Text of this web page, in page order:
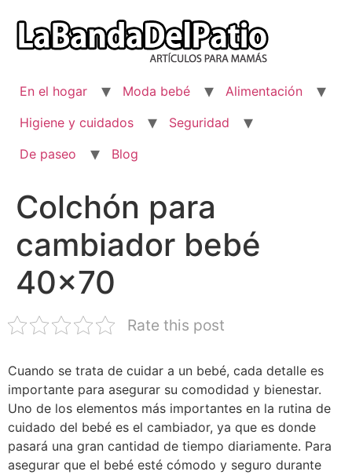
contenido
En el hogar Moda bebé
Alimentación
Higiene y cuidados
Seguridad
De paseo
Blog
Colchón para
cambiador bebé
40×70
Rate this post
Cuando se trata de cuidar a un bebé, cada detalle es
importante para asegurar su comodidad y bienestar.
Uno de los elementos más importantes en la rutina de
cuidado del bebé es el cambiador, ya que es donde
pasará una gran cantidad de tiempo diariamente. Para
asegurar que el bebé esté cómodo y seguro durante